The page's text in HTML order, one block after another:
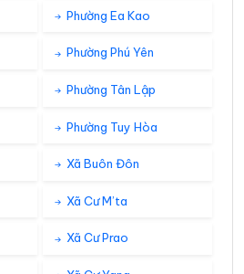
Phường Ea Kao
Phường Phú Yên
Phường Tân Lập
Phường Tuy Hòa
Xã Buôn Đôn
Xã Cư M’ta
Xã Cư Prao